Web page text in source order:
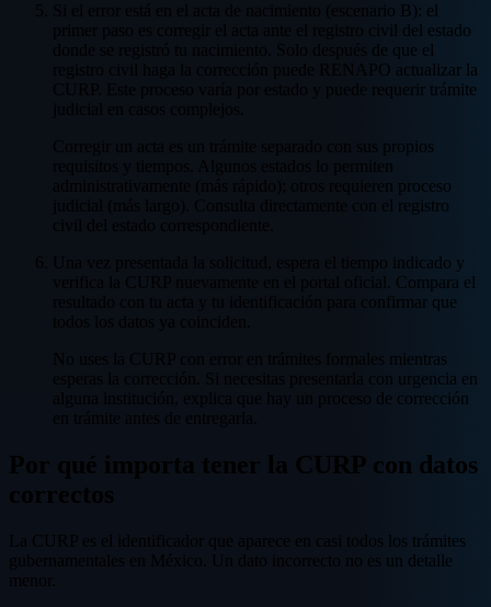
Si el error está en el acta de nacimiento (escenario B): el
primer paso es corregir el acta ante el registro civil del estado
donde se registró tu nacimiento. Solo después de que el
registro civil haga la corrección puede RENAPO actualizar la
CURP. Este proceso varía por estado y puede requerir trámite
Corregir un acta es un trámite separado con sus propios
requisitos y tiempos. Algunos estados lo permiten
administrativamente (más rápido); otros requieren proceso
judicial (más largo). Consulta directamente con el registro
Una vez presentada la solicitud, espera el tiempo indicado y
verifica la CURP nuevamente en el portal oficial. Compara el
resultado con tu acta y tu identificación para confirmar que
No uses la CURP con error en trámites formales mientras
esperas la corrección. Si necesitas presentarla con urgencia en
alguna institución, explica que hay un proceso de corrección
Por qué importa tener la CURP con datos
La CURP es el identificador que aparece en casi todos los trámites
gubernamentales en México. Un dato incorrecto no es un detalle